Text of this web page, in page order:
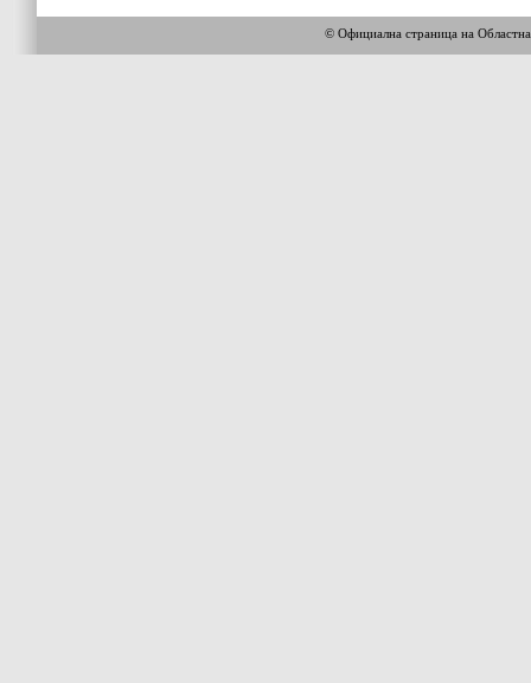
© Официална страница на